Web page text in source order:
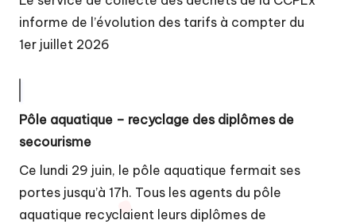
informe de l’évolution des tarifs à compter du
1er juillet 2026
Pôle aquatique – recyclage des diplômes de
secourisme
Ce lundi 29 juin, le pôle aquatique fermait ses
portes jusqu’à 17h. Tous les agents du pôle
aquatique recyclaient leurs diplômes de